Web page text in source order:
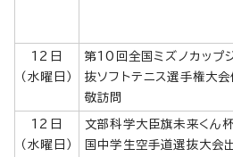
12日
（水曜日）
第10回全国ミズノカップ
抜ソフトテニス選手権大
敬訪問
12日
（水曜日）
文部科学大臣旗未来くん
国中学生空手道選抜大会